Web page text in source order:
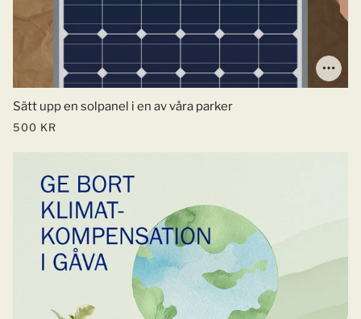
Sätt upp en solpanel i en av våra parker
500 KR